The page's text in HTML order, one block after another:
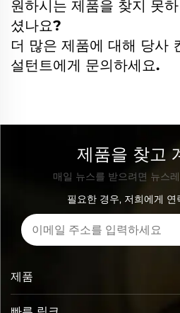
원하시는 제품을 찾지 못하
셨나요?
더 많은 제품에 대해 당사
설턴트에게 문의하세요.
제품을 찾고
매일 뉴스를 받으려면 뉴스
필요한 경우, 저희에게 연
제품